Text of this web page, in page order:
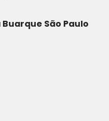
São Paulo